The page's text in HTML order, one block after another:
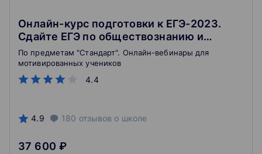
Онлайн-курс подготовки к ЕГЭ-2023.
Сдайте ЕГЭ по обществознанию и
поступите на бюджет
4.4
По предметам "Стандарт". Онлайн-вебинары для
мотивированных учеников
4.9 180 отзывов о школе
37 600 ₽